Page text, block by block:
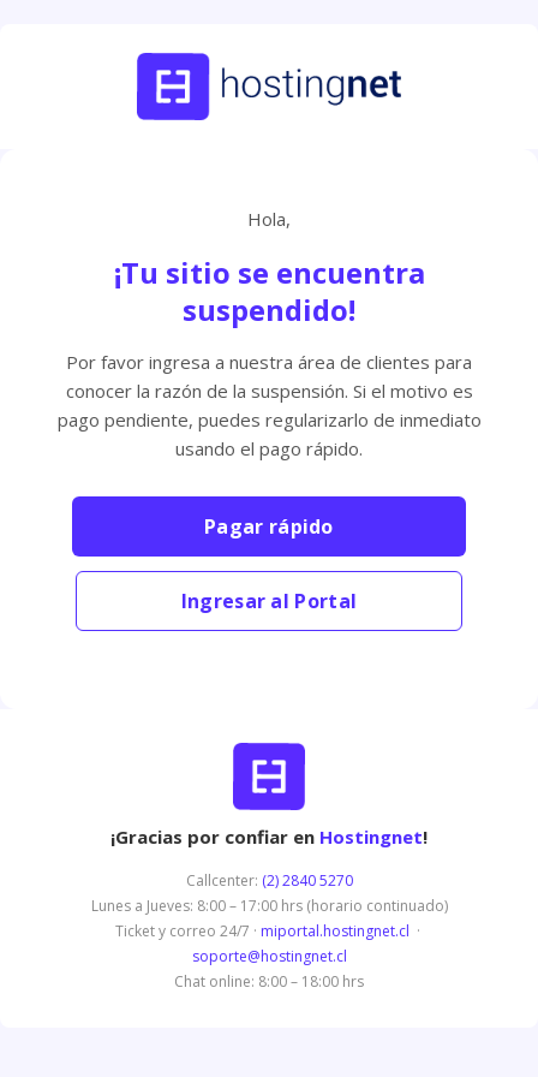
Hola,
¡Tu sitio se encuentra
suspendido!
Por favor ingresa a nuestra área de clientes para
conocer la razón de la suspensión. Si el motivo es
pago pendiente, puedes regularizarlo de inmediato
usando el pago rápido.
Pagar rápido
Ingresar al Portal
¡Gracias por confiar en Hostingnet!
Callcenter: (2) 2840 5270
Lunes a Jueves: 8:00 – 17:00 hrs (horario continuado)
Ticket y correo 24/7 · miportal.hostingnet.cl ·
soporte@hostingnet.cl
Chat online: 8:00 – 18:00 hrs